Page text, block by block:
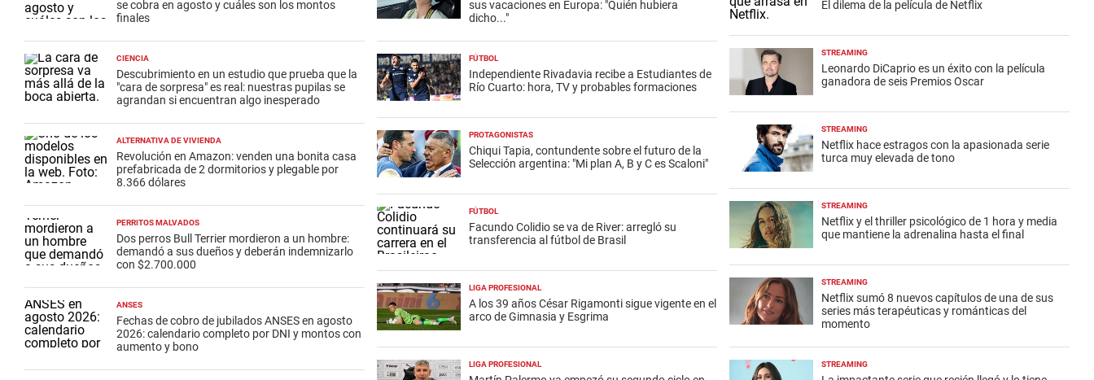
se cobra en agosto y cuáles son los montos
finales
CIENCIA
Descubrimiento en un estudio que prueba que la
"cara de sorpresa" es real: nuestras pupilas se
agrandan si encuentran algo inesperado
ALTERNATIVA DE VIVIENDA
Revolución en Amazon: venden una bonita casa
prefabricada de 2 dormitorios y plegable por
8.366 dólares
PERRITOS MALVADOS
Dos perros Bull Terrier mordieron a un hombre:
demandó a sus dueños y deberán indemnizarlo
con $2.700.000
ANSES
Fechas de cobro de jubilados ANSES en agosto
2026: calendario completo por DNI y montos con
aumento y bono
sus vacaciones en Europa: "Quién hubiera
dicho..."
FÚTBOL
Independiente Rivadavia recibe a Estudiantes de
Río Cuarto: hora, TV y probables formaciones
PROTAGONISTAS
Chiqui Tapia, contundente sobre el futuro de la
Selección argentina: "Mi plan A, B y C es Scaloni"
FÚTBOL
Facundo Colidio se va de River: arregló su
transferencia al fútbol de Brasil
LIGA PROFESIONAL
A los 39 años César Rigamonti sigue vigente en el
arco de Gimnasia y Esgrima
LIGA PROFESIONAL
El dilema de la película de Netflix
STREAMING
Leonardo DiCaprio es un éxito con la película
ganadora de seis Premios Oscar
STREAMING
Netflix hace estragos con la apasionada serie
turca muy elevada de tono
STREAMING
Netflix y el thriller psicológico de 1 hora y media
que mantiene la adrenalina hasta el final
STREAMING
Netflix sumó 8 nuevos capítulos de una de sus
series más terapéuticas y románticas del
momento
STREAMING